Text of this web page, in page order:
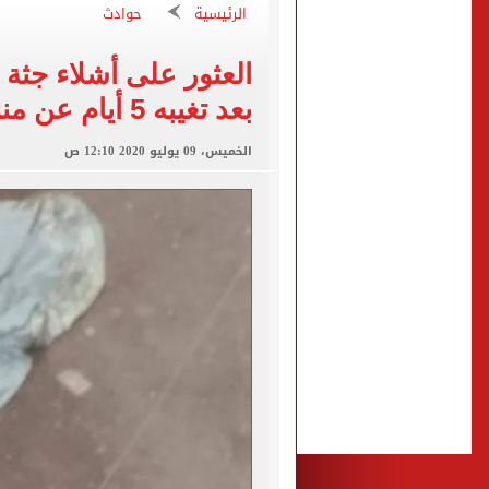
الأهلى يقسو على النجوم
التموين والزراعة وجهاز مستقبل
البنك المركزى: ارتفاع الاحتياطى الأجنبى لـ
29 ألف طالب سجلوا رغباتهم fتنسيق المرحلة الأولى للقبول بالجامعات حتى الآن
الرئيسية حوادث
العثور على أشلاء
بعد تغيبه 5 أيام عن منزله
الخميس، 09 يوليو 2020 12:10 ص